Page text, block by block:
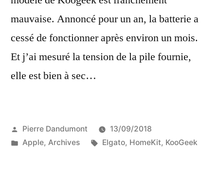
mauvaise. Annoncé pour un an, la batterie a
cessé de fonctionner après environ un mois.
Et j’ai mesuré la tension de la pile fournie,
elle est bien à sec…
Publié
par
Pierre Dandumont
13/09/2018
Publié
Apple, Archives Étiquettes :
Elgato, HomeKit, KooGeek